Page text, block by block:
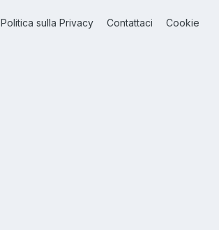
Politica sulla Privacy Contattaci Cookie